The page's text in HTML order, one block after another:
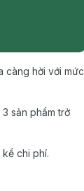
càng hời với mức
sản phẩm trở
chi phí.